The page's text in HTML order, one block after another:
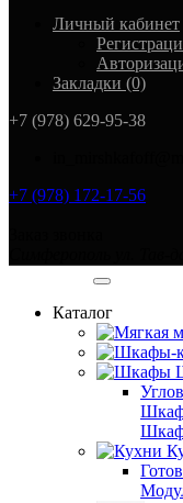
Личный кабинет
Закладки (0)
+7 (978) 629-95-38
+7 (978) 172-17-56
Каталог